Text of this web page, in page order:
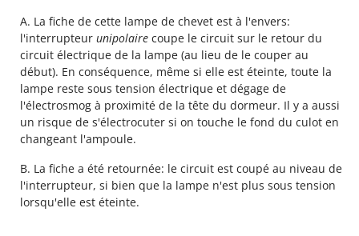
A. La fiche de cette lampe de chevet est à l'envers:
l'interrupteur unipolaire coupe le circuit sur le retour du
circuit électrique de la lampe (au lieu de le couper au
début). En conséquence, même si elle est éteinte, toute la
lampe reste sous tension électrique et dégage de
l'électrosmog à proximité de la tête du dormeur. Il y a aussi
un risque de s'électrocuter si on touche le fond du culot en
changeant l'ampoule.
B. La fiche a été retournée: le circuit est coupé au niveau de
l'interrupteur, si bien que la lampe n'est plus sous tension
lorsqu'elle est éteinte.